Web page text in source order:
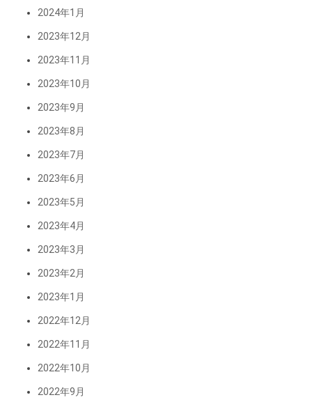
2024年1月
2023年12月
2023年11月
2023年10月
2023年9月
2023年8月
2023年7月
2023年6月
2023年5月
2023年4月
2023年3月
2023年2月
2023年1月
2022年12月
2022年11月
2022年10月
2022年9月